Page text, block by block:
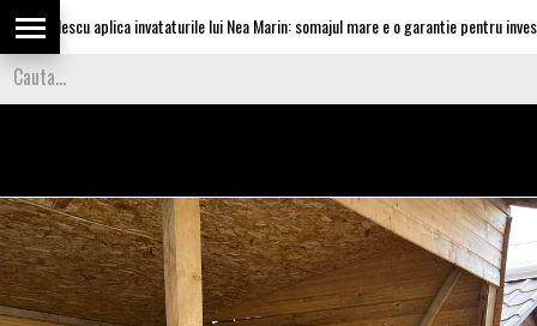
aplica invataturile lui Nea Marin: somajul mare e o garantie pentru investitori